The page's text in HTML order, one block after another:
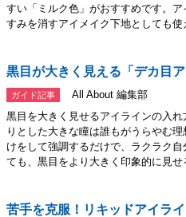
すい「ミルク色」がおすすめです。
すみを消すアイメイク下地としても
黒目が大きく見える「デカ目
ガイド記事
All About 編集部
黒目を大きく見せるアイラインの入
りとした大きな瞳は誰もがうらやむ
けをして強調するだけで、ラクラク
ても、黒目をより大きく印象的に見
苦手を克服！リキッドアイラ